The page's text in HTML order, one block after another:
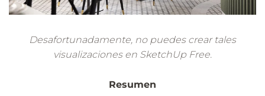
Desafortunadamente, no puedes crear tales
visualizaciones en SketchUp Free.
Resumen